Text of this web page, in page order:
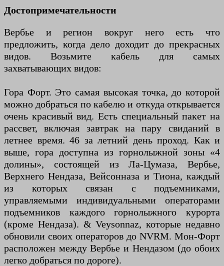
Достопримечательности
Вербье и регион вокруг него есть что
предложить, когда дело доходит до прекрасных
видов. Возьмите кабель для самых
захватывающих видов:
Гора Форт. Это самая высокая точка, до которой
можно добраться по кабелю и откуда открывается
очень красивый вид. Есть специальный пакет на
рассвет, включая завтрак на пару свиданий в
летнее время. 46 за летний день проход. Как и
выше, гора доступна из горнолыжной зоны «4
долины», состоящей из Ла-Цумаза, Вербье,
Верхнего Нендаза, Вейсонназа и Тиона, каждый
из которых связан с подъемниками,
управляемыми индивидуальными операторами
подъемников каждого горнолыжного курорта
(кроме Нендаза). & Veysonnaz, которые недавно
обновили своих операторов до NVRM. Мон-Форт
расположен между Вербье и Нендазом (до обоих
легко добраться по дороге).